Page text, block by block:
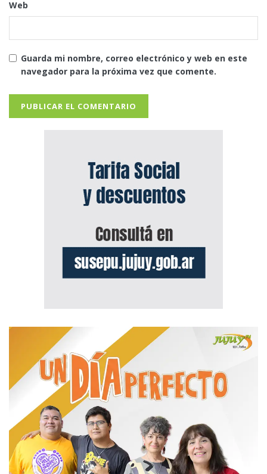
Web
Guarda mi nombre, correo electrónico y web en este
navegador para la próxima vez que comente.